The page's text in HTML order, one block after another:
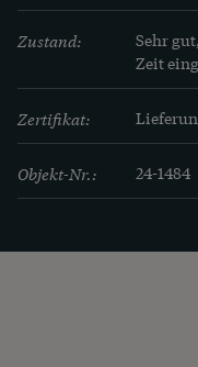
Zustand:
Sehr
Zeit
Zertifikat:
Objekt-Nr.: 24-1484